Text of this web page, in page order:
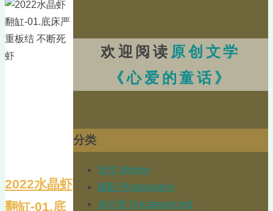
2022水晶虾
翻缸-01.底
欢迎阅读 原创文学
《心爱的童话》
分类
写作 Writing
摄影 Photography
未分类 Uncategorized